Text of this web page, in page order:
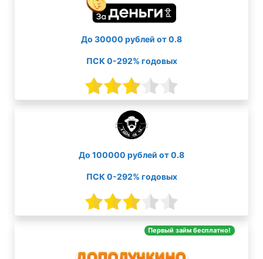
До 30000 рублей от 0.8
ПСК 0-292% годовых
До 100000 рублей от 0.8
ПСК 0-292% годовых
Первый займ бесплатно!